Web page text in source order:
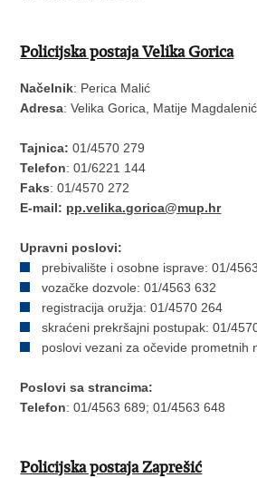
Policijska postaja Velika Gorica
Načelnik: Perica Malić
Adresa: Velika Gorica, Matije
Tajnica:01/4570 279
Telefon: 01/6221 144
Faks: 01/4570 272
E-mail: pp.velika.gorica@mup.hr
Upravni poslovi:
prebivalište i osobne isprave: 01/
vozačke dozvole: 01/4563 632
registracija oružja: 01/4570 264
skraćeni prekršajni postupak: 01/
poslovi vezani za očevide prometnih
Poslovi sa strancima:
Telefon: 01/4563 689; 01/4563 648
Policijska postaja Zaprešić